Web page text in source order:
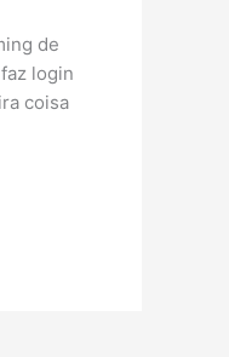
de
login
coisa